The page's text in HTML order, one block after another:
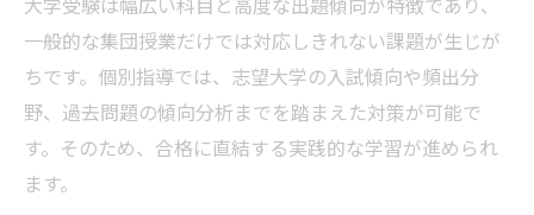
個別指導の面談が学習計画に与える影響
部活や習い事と両立できる勉強術とは
個別指導で部活と学習の両立を実現する方
法
一般的な集団授業だけでは対応しきれない課題が生じが
ちです。個別指導では、志望大学の入試傾向や頻出分
野、過去問題の傾向分析までを踏まえた対策が可能で
す。そのため、合格に直結する実践的な学習が進められ
ます。